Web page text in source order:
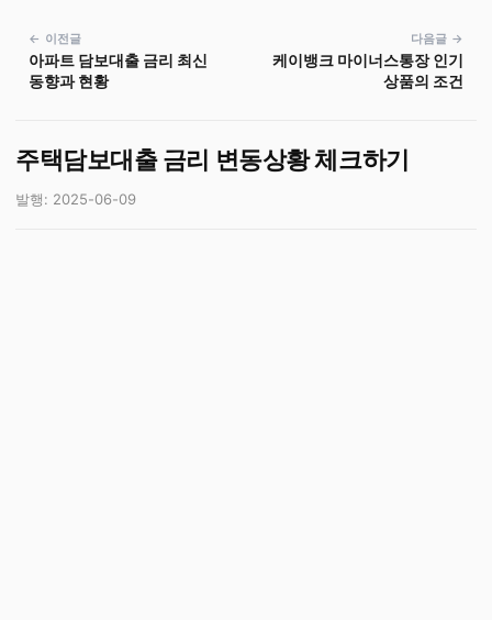
← 이전글
아파트 담보대출 금리 최신
동향과 현황
다음글 →
케이뱅크 마이너스통장 인기
상품의 조건
주택담보대출 금리 변동상황 체크하기
발행: 2025-06-09